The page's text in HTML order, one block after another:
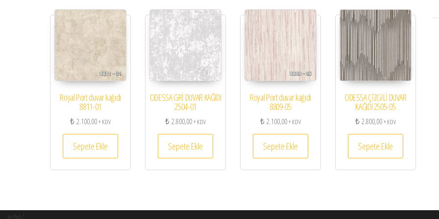
Royal Port duvar kağıdı
8811-01
₺2.100,00+ KDV
Sepete Ekle
ODESSA GRİ DUVAR KAĞIDI
2504-01
₺2.800,00+ KDV
Sepete Ekle
Royal Port duvar kağıdı
8809-05
₺2.100,00+ KDV
Sepete Ekle
ODESSA ÇİZGİLİ DUVAR
KAĞIDI 2505-05
₺2.800,00+ KDV
Sepete Ekle